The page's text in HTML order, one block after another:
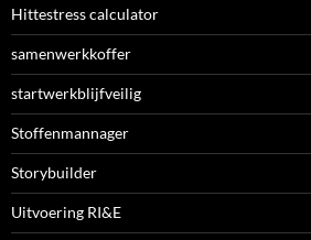
Hittestress calculator
samenwerkkoffer
startwerkblijfveilig
Stoffenmannager
Storybuilder
Uitvoering RI&E